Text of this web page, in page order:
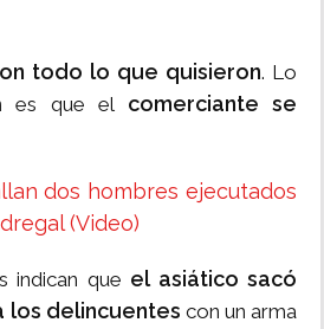
todo lo que quisieron. Lo
es que el comerciante se
dos hombres ejecutados
(Video)
indican que el asiático sacó
los delincuentes con un arma